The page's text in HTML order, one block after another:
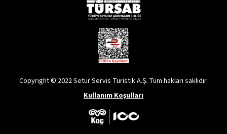
Copyright © 2022 Setur Servis Turistik A.Ş. Tüm hakları saklıdır.
Kullanım Koşulları